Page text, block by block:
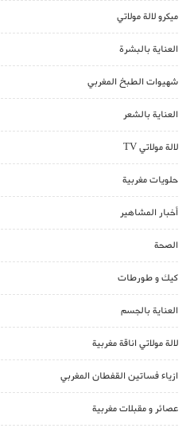
ميكرو لالة مولاتي
العناية بالبشرة
شهيوات الطبخ المغربي
العناية بالشعر
لالة مولاتي TV
حلويات مغربية
أخبار المشاهير
الصحة
كيك و طورطات
العناية بالجسم
لالة مولاتي اناقة مغربية
ازياء فساتين القفطان المغربي
عصائر و مقبلات مغربية